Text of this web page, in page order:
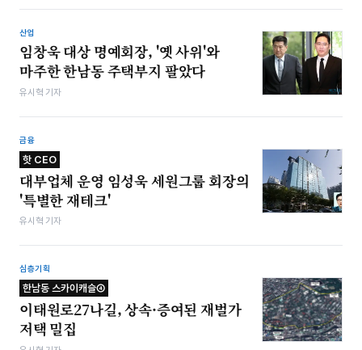
산업
임창욱 대상 명예회장, '옛 사위'와
마주한 한남동 주택부지 팔았다
유시혁 기자
금융
핫 CEO
대부업체 운영 임성욱 세원그룹 회장의
'특별한 재테크'
유시혁 기자
심층기획
한남동 스카이캐슬④
이태원로27나길, 상속·증여된 재벌가
저택 밀집